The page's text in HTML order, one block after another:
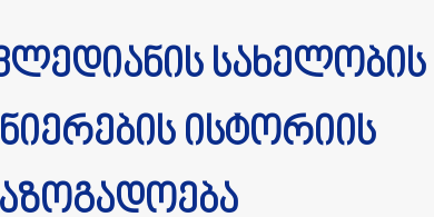
სახელობის
ისტორიის